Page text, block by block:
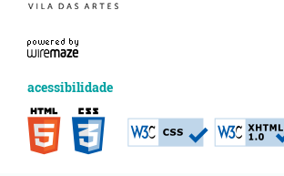
acessibilidade